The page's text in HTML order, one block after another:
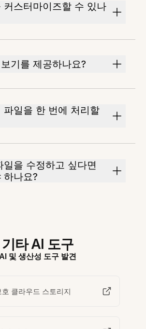
커스터마이즈할 수 있나
기를 제공하나요?
파일을 한 번에 처리할
일을 수정하고 싶다면
하나요?
기타 AI 도구
및 생산성 도구 발견
클라우드 스토리지